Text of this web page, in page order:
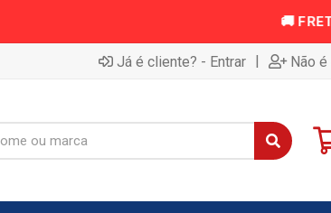
Já é cliente? - Entrar | Não